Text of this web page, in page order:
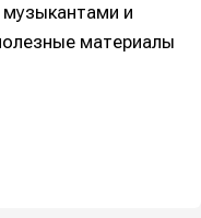
и
материалы